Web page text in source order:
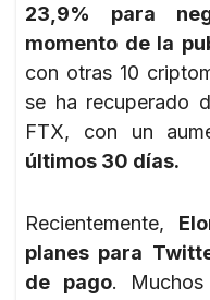
23,9% para
momento de la
con otras 10
se ha recuperado
FTX, con un
últimos 30 días.
Recientemente,
planes para
de pago.